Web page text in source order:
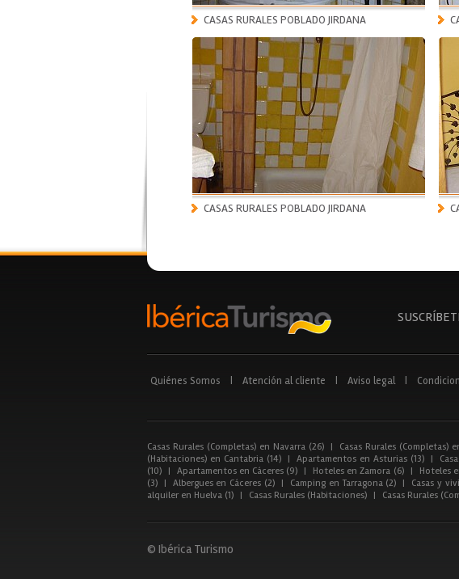
CASAS RURALES POBLADO JIRDANA
CASAS RURALES POBLADO JIRDANA
Quiénes Somos Atención al cliente Aviso legal
Casas Rurales (Completas) en Navarra (26) | Casas Rurales (Completas)
(Habitaciones) en Cantabria (14)
| Apartamentos en Asturias (13) |
(10)
| Apartamentos en Cáceres (9) | Hoteles en Zamora (6) | Hoteles
(3)
| Albergues en Cáceres (2) | Camping en Tarragona (2) | Casas y
alquiler en Huelva (1)
| Casas Rurales (Habitaciones) | Casas Rurales
© Ibérica Turismo